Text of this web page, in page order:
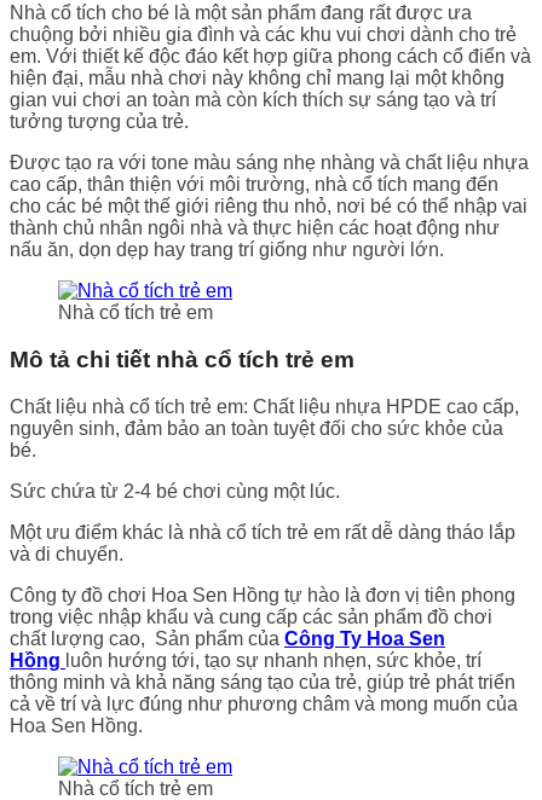
Nhà cổ tích cho bé là một sản phẩm đang rất được ưa
chuộng bởi nhiều gia đình và các khu vui chơi dành cho trẻ
em. Với thiết kế độc đáo kết hợp giữa phong cách cổ điển và
hiện đại, mẫu nhà chơi này không chỉ mang lại một không
gian vui chơi an toàn mà còn kích thích sự sáng tạo và trí
tưởng tượng của trẻ.
Được tạo ra với tone màu sáng nhẹ nhàng và chất liệu nhựa
cao cấp, thân thiện với môi trường, nhà cổ tích mang đến
cho các bé một thế giới riêng thu nhỏ, nơi bé có thể nhập vai
thành chủ nhân ngôi nhà và thực hiện các hoạt động như
nấu ăn, dọn dẹp hay trang trí giống như người lớn.
Nhà cổ tích trẻ em
Mô tả chi tiết nhà cổ tích trẻ em
Chất liệu nhà cổ tích trẻ em: Chất liệu nhựa HPDE cao cấp,
nguyên sinh, đảm bảo an toàn tuyệt đối cho sức khỏe của
bé.
Sức chứa từ 2-4 bé chơi cùng một lúc.
Một ưu điểm khác là nhà cổ tích trẻ em rất dễ dàng tháo lắp
và di chuyển.
Công ty đồ chơi Hoa Sen Hồng tự hào là đơn vị tiên phong
trong việc nhập khẩu và cung cấp các sản phẩm đồ chơi
chất lượng cao, Sản phẩm của Công Ty Hoa Sen
Hồng luôn hướng tới, tạo sự nhanh nhẹn, sức khỏe, trí
thông minh và khả năng sáng tạo của trẻ, giúp trẻ phát triển
cả về trí và lực đúng như phương châm và mong muốn của
Hoa Sen Hồng.
Nhà cổ tích trẻ em